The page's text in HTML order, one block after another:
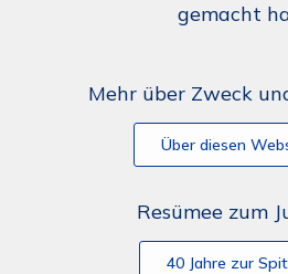
gemacht
Mehr über Zweck
Über diesen
Resümee zum
40 Jahre zur